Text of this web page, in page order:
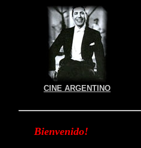
CINE ARGENTINO
Bienvenido!